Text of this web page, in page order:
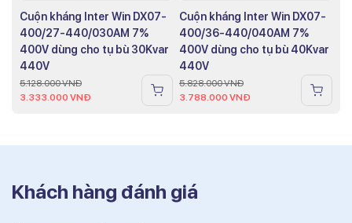
Cuộn kháng Inter Win DX07-
400/27-440/030AM 7%
400V dùng cho tụ bù 30Kvar
440V
5.128.000VNĐ
3.333.000 VNĐ
Cuộn kháng Inter Win DX07-
400/36-440/040AM 7%
400V dùng cho tụ bù 40Kvar
440V
5.828.000VNĐ
3.788.000 VNĐ
Khách hàng đánh giá